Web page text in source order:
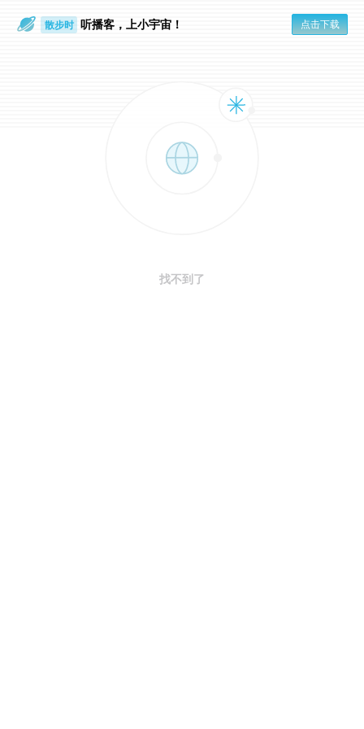
散步时 听播客，上小宇宙！ 点击下载
找不到了